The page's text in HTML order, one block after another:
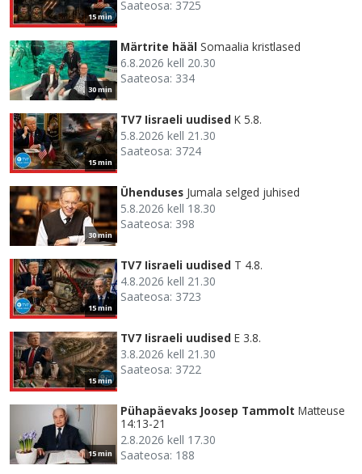
15 min
Saateosa: 3725
30 min
Märtrite hääl Somaalia kristlased
6.8.2026 kell 20.30
Saateosa: 334
15 min
TV7 Iisraeli uudised K 5.8.
5.8.2026 kell 21.30
Saateosa: 3724
30 min
Ühenduses Jumala selged juhised
5.8.2026 kell 18.30
Saateosa: 398
15 min
TV7 Iisraeli uudised T 4.8.
4.8.2026 kell 21.30
Saateosa: 3723
15 min
TV7 Iisraeli uudised E 3.8.
3.8.2026 kell 21.30
Saateosa: 3722
15 min
Pühapäevaks Joosep Tammolt Matteuse
14:13-21
2.8.2026 kell 17.30
Saateosa: 188